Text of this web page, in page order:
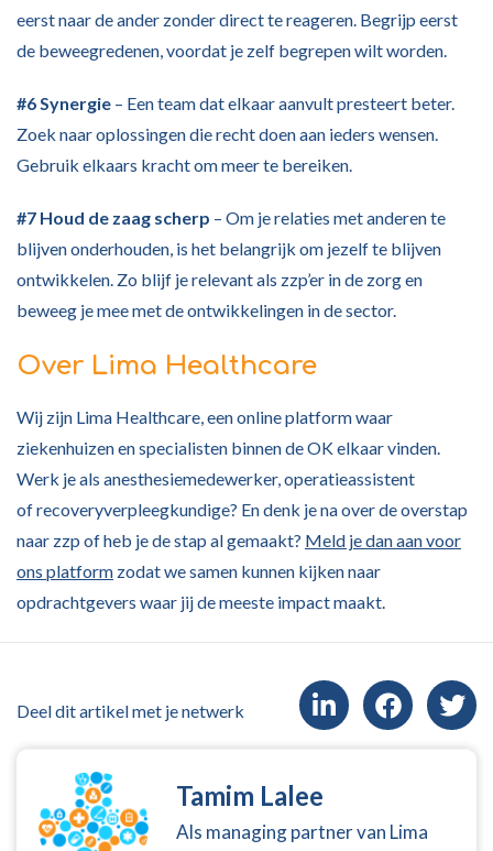
eerst naar de ander zonder direct te reageren. Begrijp eerst
de beweegredenen, voordat je zelf begrepen wilt worden.
#6 Synergie – Een team dat elkaar aanvult presteert beter.
Zoek naar oplossingen die recht doen aan ieders wensen.
Gebruik elkaars kracht om meer te bereiken.
#7 Houd de zaag scherp – Om je relaties met anderen te
blijven onderhouden, is het belangrijk om jezelf te blijven
ontwikkelen. Zo blijf je relevant als zzp’er in de zorg en
beweeg je mee met de ontwikkelingen in de sector.
Over Lima Healthcare
Wij zijn Lima Healthcare, een online platform waar
ziekenhuizen en specialisten binnen de OK elkaar vinden.
Werk je als anesthesiemedewerker, operatieassistent
of recoveryverpleegkundige? En denk je na over de overstap
naar zzp of heb je de stap al gemaakt? Meld je dan aan voor
ons platform zodat we samen kunnen kijken naar
opdrachtgevers waar jij de meeste impact maakt.
Deel dit artikel met je netwerk
Tamim Lalee
Als managing partner van Lima